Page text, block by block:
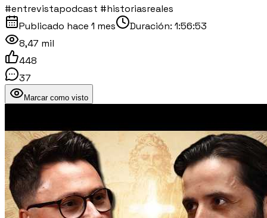
#entrevistapodcast #historiasreales
Publicado hace 1 mes Duración: 1:56:53
8,47 mil
448
37
Marcar como visto